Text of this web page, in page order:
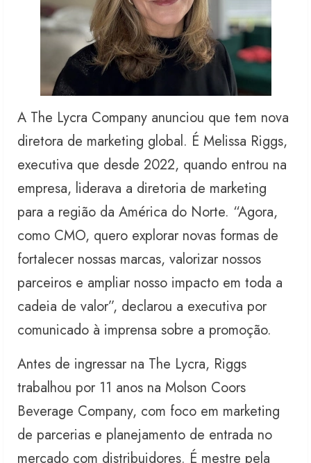
A The Lycra Company anunciou que tem nova
diretora de marketing global. É Melissa Riggs,
executiva que desde 2022, quando entrou na
empresa, liderava a diretoria de marketing
para a região da América do Norte. “Agora,
como CMO, quero explorar novas formas de
fortalecer nossas marcas, valorizar nossos
parceiros e ampliar nosso impacto em toda a
cadeia de valor”, declarou a executiva por
comunicado à imprensa sobre a promoção.
Antes de ingressar na The Lycra, Riggs
trabalhou por 11 anos na Molson Coors
Beverage Company, com foco em marketing
de parcerias e planejamento de entrada no
mercado com distribuidores. É mestre pela